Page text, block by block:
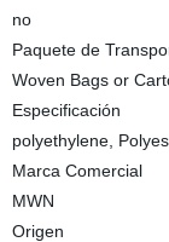
no
Paquete de
Woven Bags or
Especificación
polyethylene,
Marca Comercial
MWN
Origen